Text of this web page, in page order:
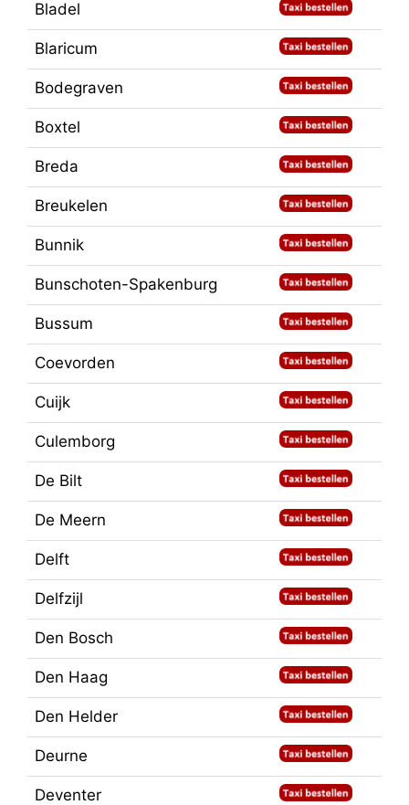
Bladel
Blaricum
Bodegraven
Boxtel
Breda
Breukelen
Bunnik
Bunschoten-Spakenburg
Bussum
Coevorden
Cuijk
Culemborg
De Bilt
De Meern
Delft
Delfzijl
Den Bosch
Den Haag
Den Helder
Deurne
Deventer